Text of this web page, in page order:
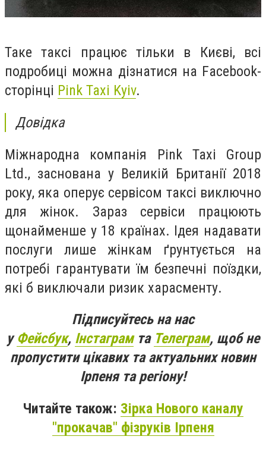
Таке таксі працює тільки в Києві, всі
подробиці можна дізнатися на Facebook-
сторінці Pink Taxi Kyiv.
Довідка
Міжнародна компанія Pink Taxi Group
Ltd., заснована у Великій Британії 2018
року, яка оперує сервісом таксі виключно
для жінок. Зараз сервіси працюють
щонайменше у 18 країнах. Ідея надавати
послуги лише жінкам ґрунтується на
потребі гарантувати їм безпечні поїздки,
які б виключали ризик харасменту.
Підписуйтесь на нас
уФейсбук, Інстаграмта Телеграм, щоб не
пропустити цікавих та актуальних новин
Ірпеня та регіону!
Читайте також: Зірка Нового каналу
"прокачав" фізруків Ірпеня